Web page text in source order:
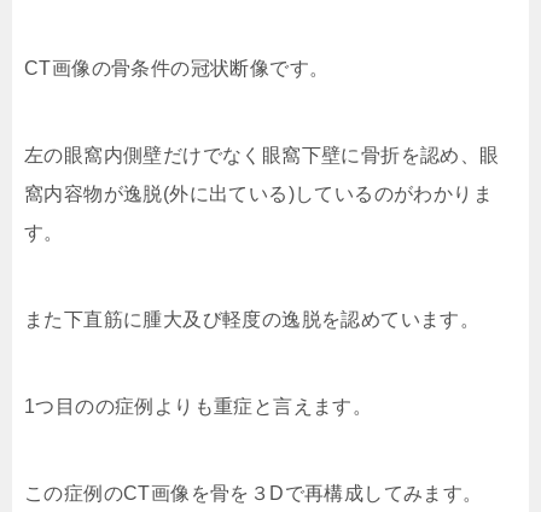
CT画像の骨条件の冠状断像です。
左の眼窩内側壁だけでなく眼窩下壁に骨折を認め、眼
窩内容物が逸脱(外に出ている)しているのがわかりま
す。
また下直筋に腫大及び軽度の逸脱を認めています。
1つ目のの症例よりも重症と言えます。
この症例のCT画像を骨を３Dで再構成してみます。